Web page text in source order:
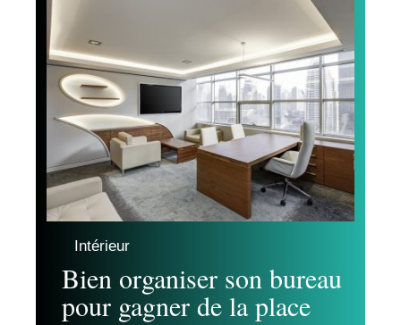
Intérieur
Bien organiser son bureau
pour gagner de la place